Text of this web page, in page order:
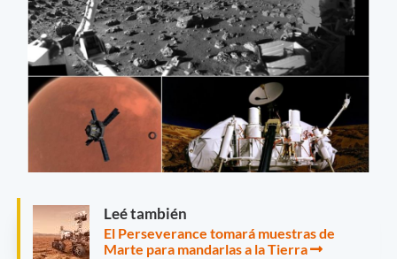
Leé también
El Perseverance tomará muestras de
Marte para mandarlas a la Tierra